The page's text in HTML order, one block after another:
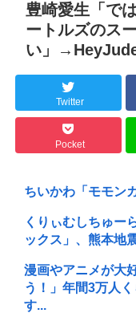
豊崎愛生「で
ートルズのス
い」
Twitter
Pocket
ちいかわ「モモン
くりぃむしちゅー
ックス」、熊本地
漫画やアニメが大
う！」年間3万人
す...